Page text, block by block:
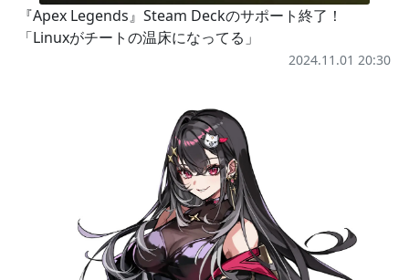
『Apex Legends』Steam Deckのサポート終了！
「Linuxがチートの温床になってる」
2024.11.01 20:30